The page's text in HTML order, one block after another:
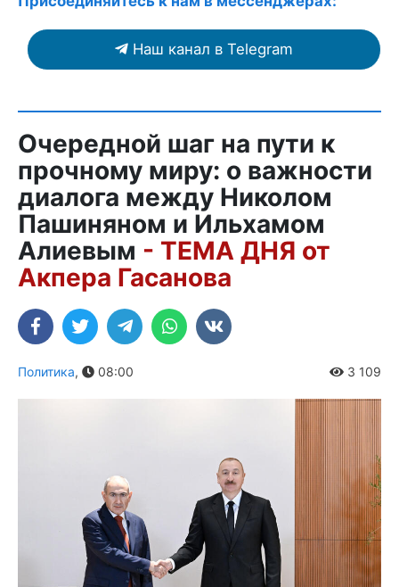
Наш канал в Telegram
Очередной шаг на пути к
прочному миру: о важности
диалога между Николом
Пашиняном и Ильхамом
Алиевым - ТЕМА ДНЯ от
Акпера Гасанова
Политика, 08:00 3 109